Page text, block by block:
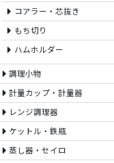
コアラー・芯抜き
もち切り
ハムホルダー
調理小物
計量カップ・計量器
レンジ調理器
ケットル・鉄瓶
蒸し器・セイロ